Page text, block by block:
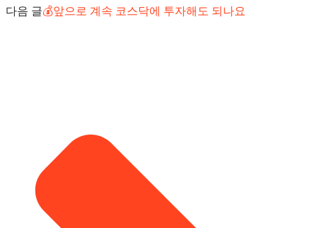
다음 글💰앞으로 계속 코스닥에 투자해도 되나요